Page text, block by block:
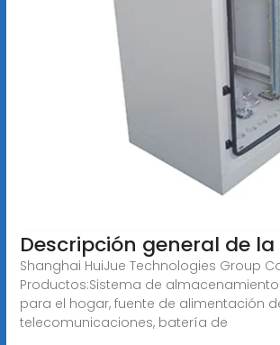
Descripción general de
Shanghai HuiJue Technologies Group
Productos:Sistema de
para el hogar, fuente de alimentación
telecomunicaciones, batería de